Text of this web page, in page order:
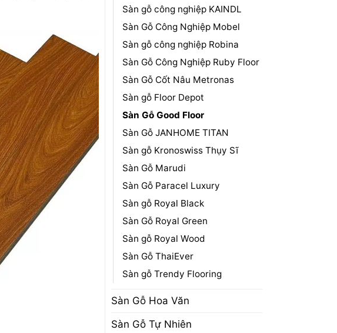
Sàn gỗ công nghiệp KAINDL
Sàn Gỗ Công Nghiệp Mobel
Sàn gỗ công nghiệp Robina
Sàn Gỗ Công Nghiệp Ruby Floor
Sàn Gỗ Cốt Nâu Metronas
Sàn gỗ Floor Depot
Sàn Gỗ Good Floor
Sàn Gỗ JANHOME TITAN
Sàn gỗ Kronoswiss Thụy Sĩ
Sàn Gỗ Marudi
Sàn Gỗ Paracel Luxury
Sàn gỗ Royal Black
Sàn Gỗ Royal Green
Sàn gỗ Royal Wood
Sàn Gỗ ThaiEver
Sàn gỗ Trendy Flooring
Sàn Gỗ Hoa Văn
Sàn Gỗ Tự Nhiên